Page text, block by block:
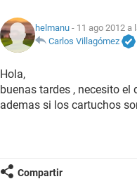
helmanu - 11 ago 2012 a
Carlos Villagómez
Hola,
buenas tardes , necesito el
ademas si los cartuchos
Compartir